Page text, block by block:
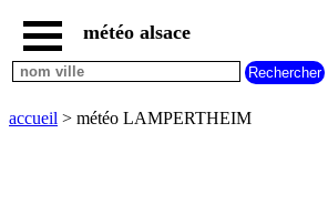
accueil
radar
LAMPERTHEIM
météo alsace
accueil > météo LAMPERTHEIM